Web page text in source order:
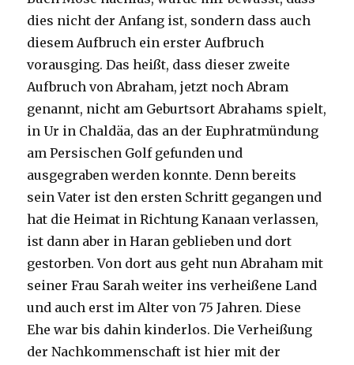
dies nicht der Anfang ist, sondern dass auch
diesem Aufbruch ein erster Aufbruch
vorausging. Das heißt, dass dieser zweite
Aufbruch von Abraham, jetzt noch Abram
genannt, nicht am Geburtsort Abrahams spielt,
in Ur in Chaldäa, das an der Euphratmündung
am Persischen Golf gefunden und
ausgegraben werden konnte. Denn bereits
sein Vater ist den ersten Schritt gegangen und
hat die Heimat in Richtung Kanaan verlassen,
ist dann aber in Haran geblieben und dort
gestorben. Von dort aus geht nun Abraham mit
seiner Frau Sarah weiter ins verheißene Land
und auch erst im Alter von 75 Jahren. Diese
Ehe war bis dahin kinderlos. Die Verheißung
der Nachkommenschaft ist hier mit der